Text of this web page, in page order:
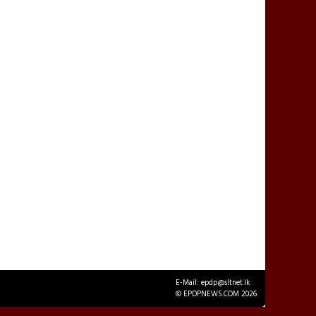
E-Mail: epdp@sltnet.lk
© EPDPNEWS.COM 2026.